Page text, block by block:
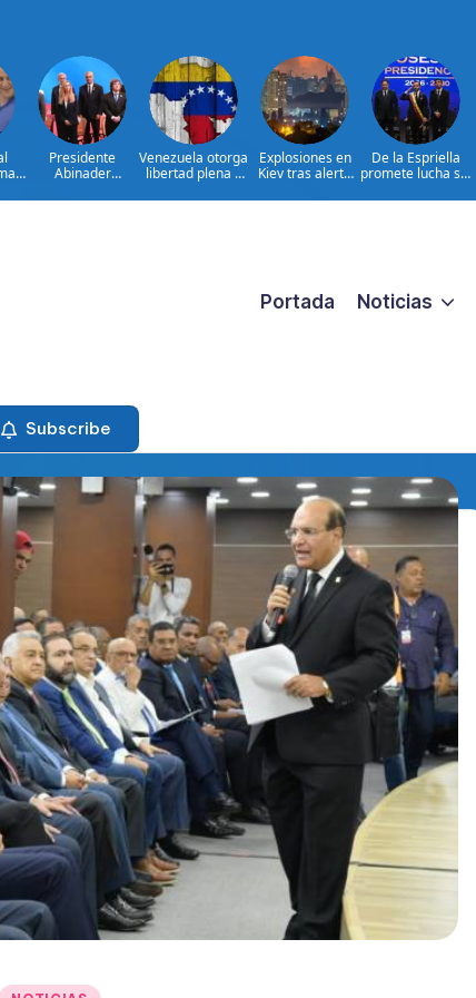
Presidente
Abinader
en Colombia y
Venezuela otorga
libertad plena a
Lourdes Afiuni
Explosiones en
Kiev tras alerta
balísticos
De la Espriella
promete lucha sin
narcoterrorismo
Portada Noticias
Subscribe